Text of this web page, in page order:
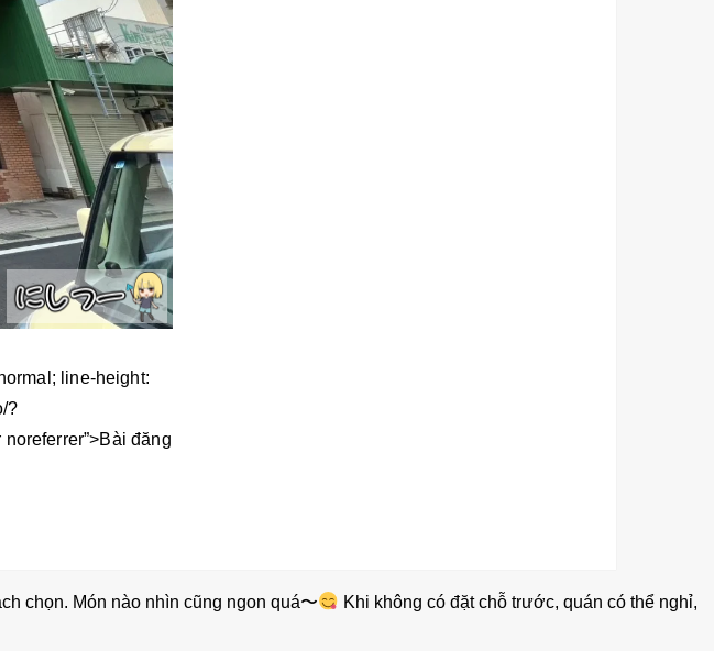
line-height:
?
đăng
chọn. Món nào nhìn cũng ngon quá〜
Khi không có đặt chỗ trước, quán có thể nghỉ,